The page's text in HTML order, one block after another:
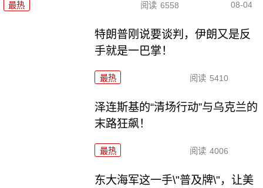
最热 阅读 6558 08-04
特朗普刚说要谈判，伊朗又是反
手就是一巴掌！
最热 阅读 5410
泽连斯基的“清场行动”与乌克兰的
末路狂飙！
最热 阅读 4006
东大海军这一手\"普及牌\"，让美